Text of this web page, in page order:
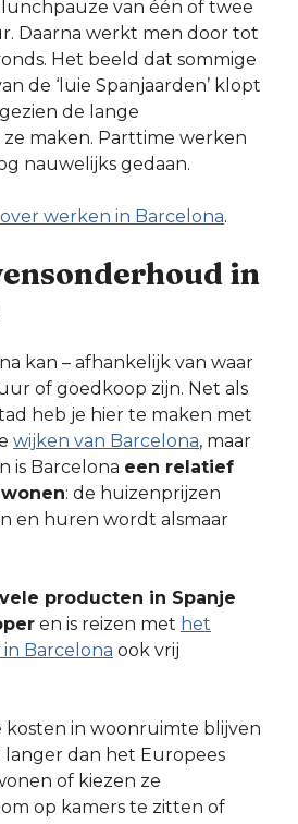
van één of twee
Daarna werkt men door tot
Het beeld dat sommige
de ‘luie Spanjaarden’ klopt
de lange
maken. Parttime werken
nauwelijks gedaan.
werken in Barcelona.
in
kan – afhankelijk van waar
of goedkoop zijn. Net als
heb je hier te maken met
wijken van Barcelona, maar
is Barcelona een relatief
: de huizenprijzen
en huren wordt alsmaar
vele producten in Spanje
en is reizen met het
Barcelona ook vrij
kosten in woonruimte blijven
langer dan het Europees
of kiezen ze
op kamers te zitten of